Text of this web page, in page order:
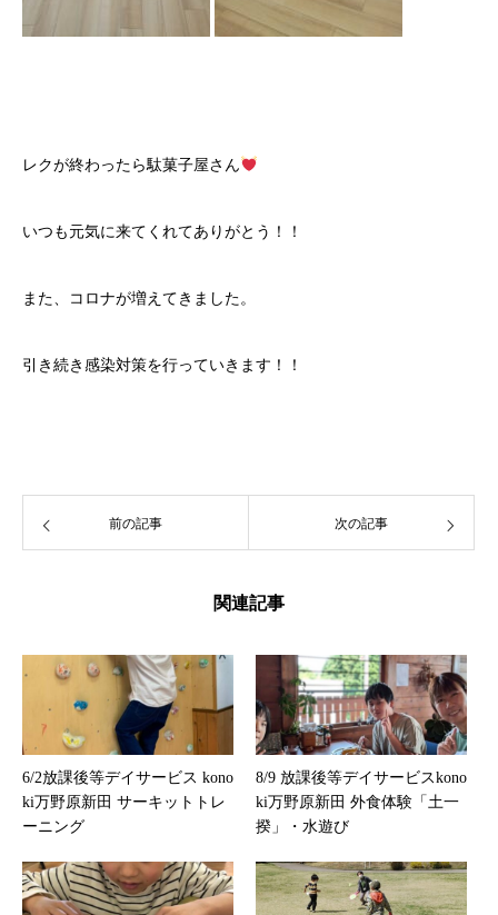
レクが終わったら駄菓子屋さん
いつも元気に来てくれてありがとう！！
また、コロナが増えてきました。
引き続き感染対策を行っていきます！！
前の記事 次の記事
関連記事
6/2放課後等デイサービス kono
ki万野原新田 サーキットトレ
ーニング
8/9 放課後等デイサービスkono
ki万野原新田 外食体験「土一
揆」・水遊び